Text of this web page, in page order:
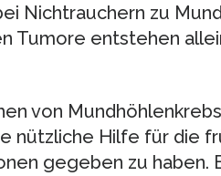
Nichtrauchern zu
Tumore entstehen
von
nützliche Hilfe für die
gegeben zu haben.